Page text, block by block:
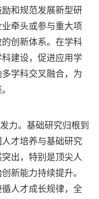
和规范发展新型研
牵头或参与重大项
创新体系。在学科
建设，促进应用学
学科交叉融合，为
力。基础研究归根到
才培养与基础研究
出，特别是顶尖人
新能力持续提升。
人才成长规律，全